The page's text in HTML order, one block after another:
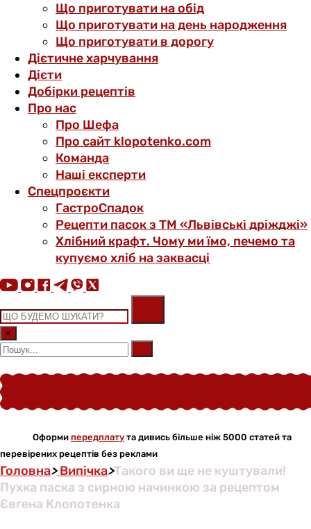
Що приготувати на обід
Що приготувати на день народження
Що приготувати в дорогу
Дієтичне харчування
Дієти
Добірки рецептів
Про нас
Про Шефа
Про сайт klopotenko.com
Команда
Наші експерти
Спецпроєкти
ГастроСпадок
Рецепти пасок з ТМ «Львівські дріжджі»
Хлібний крафт. Чому ми їмо, печемо та
купуємо хліб на заквасці
×
Оформи передплату та дивись більше ніж 5000 статей та
перевірених рецептів без реклами
Головна>Випічка>Такого ви ще не куштували!
Пухка паска з сирною начинкою за рецептом
Євгена Клопотенка